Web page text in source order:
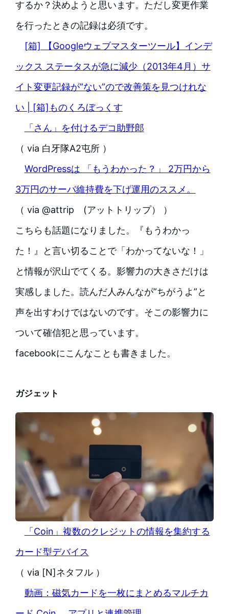
するか？決めようと思います。ただし変更作業
を行ったときの記録は必須です。
[箱] 【Googleウェブマスターツール】インデ
ックス ステータスが急に減少（2013年4月）サ
イト変更記録が”ない”ので改善策を見つけれな
い | [箱]ものくろぼっくす
「さん」を付けるデコ助野郎
（ via 白牙隊A2屯所 ）
WordPressは 「もうわかった？」 2万円から
3万円のサーバ維持費を下げ運用のススメ。
（ via @attrip (アットトリップ） ）
こちらも話題になりました。『もうわかっ
た！』と言い切ることで「わかってないな！」
と情報が沢山でてくる。影響力の大きさだけは
実感しました。読んだ人みんなが”ちがうよ”と
声を出すわけではないのです。そこの影響力に
ついて確信犯と思っています。
facebookにこんなことも書きました。
ガジェット
「Coin」複数のクレジットの情報を集約する
カード型デバイス
（ via [N]ネタフル ）
動画：磁気カードを一枚にまとめるマルチカ